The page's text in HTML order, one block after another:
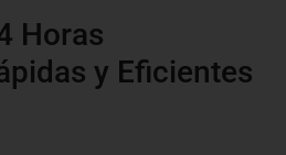
Horas
y Eficientes